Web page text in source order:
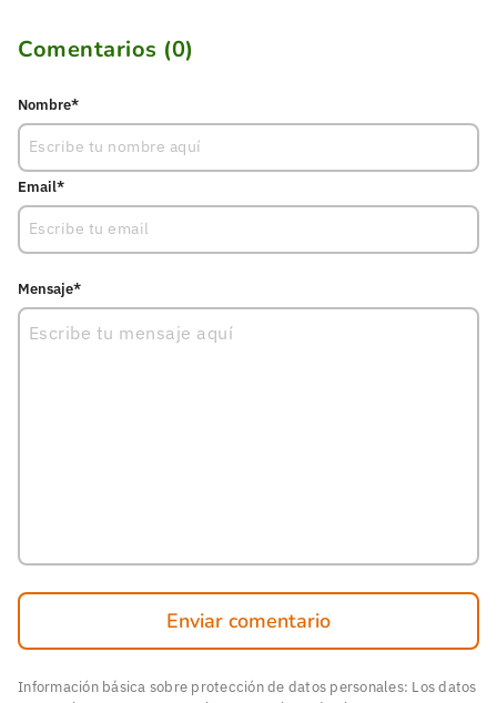
Comentarios (0)
Nombre*
Email*
Mensaje*
Enviar comentario
Información básica sobre protección de datos personales: Los datos